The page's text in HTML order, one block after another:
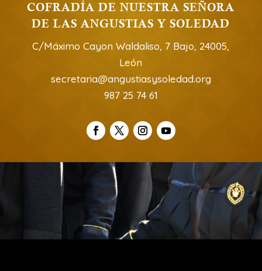
COFRADÍA DE NUESTRA SEÑORA
DE LAS ANGUSTIAS Y SOLEDAD
C/Máximo Cayon Waldaliso, 7 Bajo, 24005,
León
secretaria@angustiasysoledad.org
987 25 74 61